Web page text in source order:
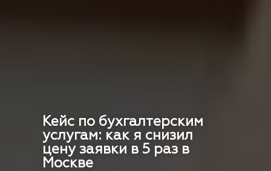
Кейс по бухгалтерским
услугам: как я снизил
цену заявки в 5 раз в
Москве